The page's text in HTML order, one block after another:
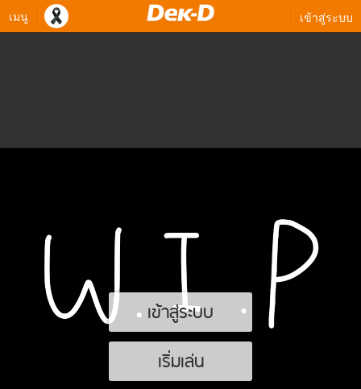
เมนู เข้าสู่ระบบ
เข้าสู่ระบบ
เริ่มเล่น